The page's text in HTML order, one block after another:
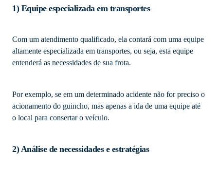
1) Equipe especializada em transportes
Com um atendimento qualificado, ela contará com uma equipe
altamente especializada em transportes, ou seja, esta equipe
entenderá as necessidades de sua frota.
Por exemplo, se em um determinado acidente não for preciso o
acionamento do guincho, mas apenas a ida de uma equipe até
o local para consertar o veículo.
2) Análise de necessidades e estratégias